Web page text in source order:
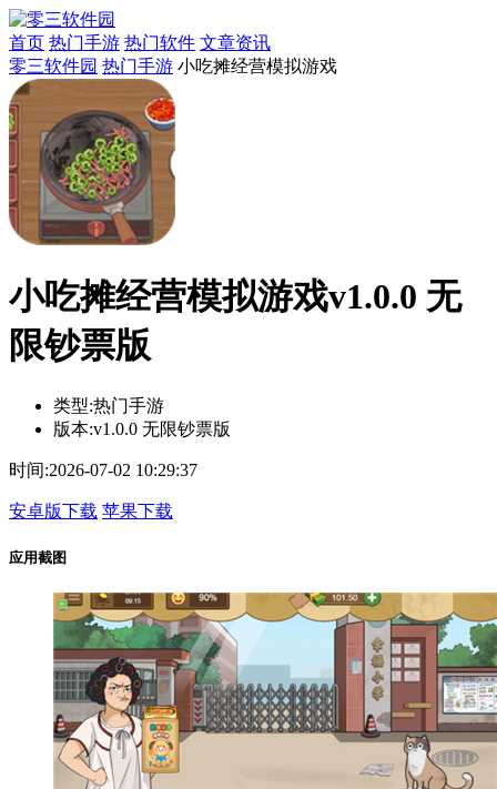
首页 热门手游 热门软件 文章资讯
零三软件园 热门手游 小吃摊经营模拟游戏
小吃摊经营模拟游戏v1.0.0 无
限钞票版
类型:热门手游
版本:v1.0.0 无限钞票版
时间:2026-07-02 10:29:37
安卓版下载 苹果下载
应用截图